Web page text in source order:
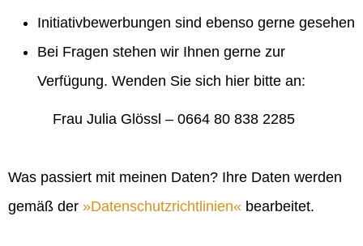
Initiativbewerbungen sind ebenso gerne gesehen
Bei Fragen stehen wir Ihnen gerne zur
Verfügung. Wenden Sie sich hier bitte an:
Frau Julia Glössl – 0664 80 838 2285
Was passiert mit meinen Daten? Ihre Daten werden
gemäß der
Datenschutzrichtlinien bearbeitet.